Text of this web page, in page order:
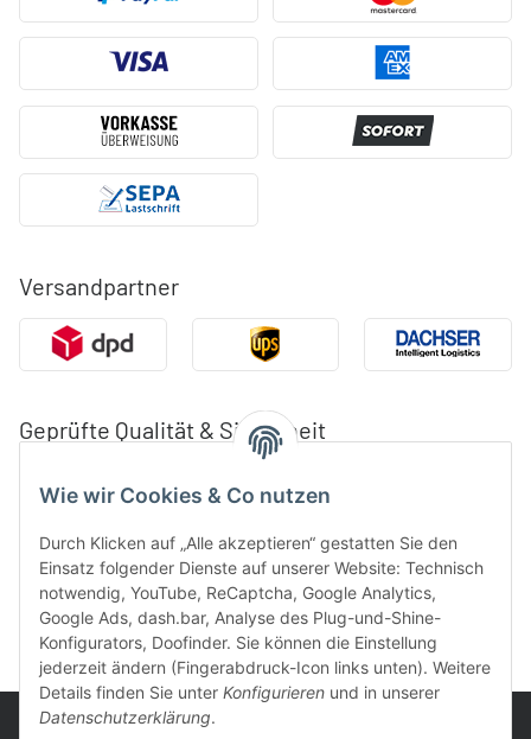
Wie wir Cookies & Co nutzen
Durch Klicken auf „Alle akzeptieren“ gestatten Sie den
Einsatz folgender Dienste auf unserer Website: Technisch
notwendig, YouTube, ReCaptcha, Google Analytics,
Google Ads, dash.bar, Analyse des Plug-und-Shine-
Konfigurators, Doofinder. Sie können die Einstellung
jederzeit ändern (Fingerabdruck-Icon links unten). Weitere
Details finden Sie unter Konfigurieren und in unserer
Datenschutzerklärung.
Versandpartner
Geprüfte Qualität & Sicherheit